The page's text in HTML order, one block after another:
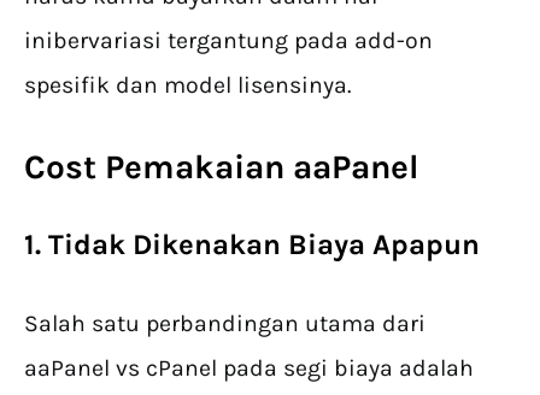
inibervariasi tergantung pada add-on
spesifik dan model lisensinya.
Cost Pemakaian aaPanel
1. Tidak Dikenakan Biaya Apapun
Salah satu perbandingan utama dari
aaPanel vs cPanel pada segi biaya adalah